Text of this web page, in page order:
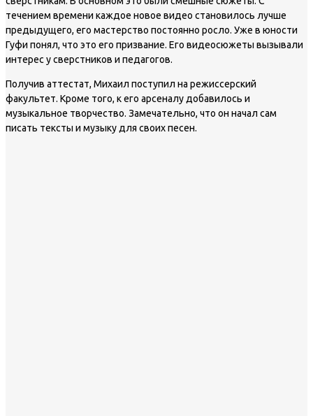
течением времени каждое новое видео становилось лучше
предыдущего, его мастерство постоянно росло. Уже в юности
Гуфи понял, что это его призвание. Его видеосюжеты вызывали
интерес у сверстников и педагогов.
Получив аттестат, Михаил поступил на режиссерский
факультет. Кроме того, к его арсеналу добавилось и
музыкальное творчество. Замечательно, что он начал сам
писать тексты и музыку для своих песен.